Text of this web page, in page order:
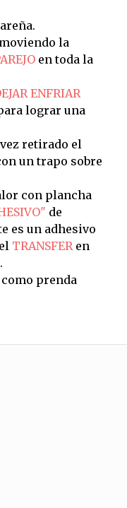
la
en toda la
ENFRIAR
lograr una
retirado el
un trapo sobre
con plancha
de
es un adhesivo
TRANSFERen
prenda